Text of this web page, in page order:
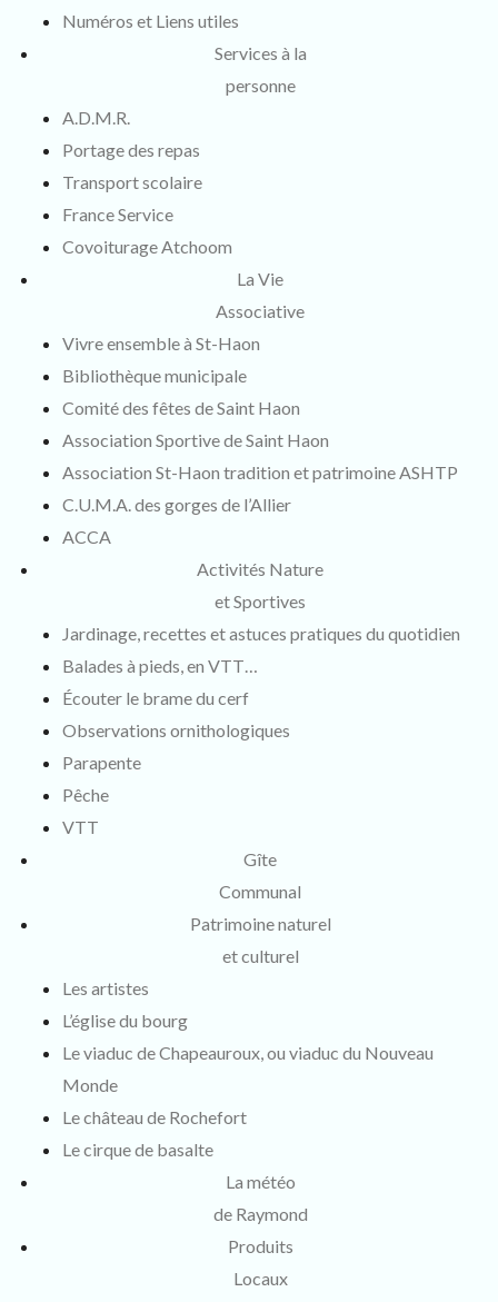
Numéros et Liens utiles
Services à la
personne
A.D.M.R.
Portage des repas
Transport scolaire
France Service
Covoiturage Atchoom
La Vie
Associative
Vivre ensemble à St-Haon
Bibliothèque municipale
Comité des fêtes de Saint Haon
Association Sportive de Saint Haon
Association St-Haon tradition et patrimoine ASHTP
C.U.M.A. des gorges de l’Allier
ACCA
Activités Nature
et Sportives
Jardinage, recettes et astuces pratiques du quotidien
Balades à pieds, en VTT…
Écouter le brame du cerf
Observations ornithologiques
Parapente
Pêche
VTT
Gîte
Communal
Patrimoine naturel
et culturel
Les artistes
L’église du bourg
Le viaduc de Chapeauroux, ou viaduc du Nouveau
Monde
Le château de Rochefort
Le cirque de basalte
La météo
de Raymond
Produits
Locaux